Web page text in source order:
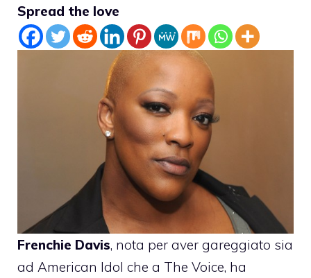
Spread the love
Frenchie Davis, nota per aver gareggiato sia
ad American Idol che a The Voice, ha